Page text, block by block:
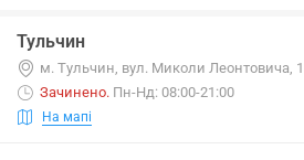
Тульчин
м. Тульчин, вул. Миколи Леонтовича,
Зачинено. Пн-Нд: 08:00-21:00
На мапі